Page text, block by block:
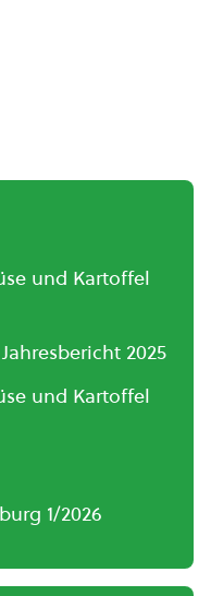
und Kartoffel
2025
und Kartoffel
1/2026